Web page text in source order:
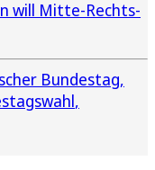
will Mitte-Rechts-
Bundestag